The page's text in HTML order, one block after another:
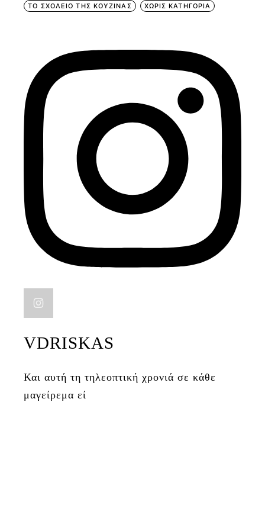
ΤΟ ΣΧΟΛΕΙΟ ΤΗΣ ΚΟΥΖΙΝΑΣ ΧΩΡΊΣ ΚΑΤΗΓΟΡΊΑ
VDRISKAS
Και αυτή τη τηλεοπτική χρονιά σε κάθε
μαγείρεμα εί